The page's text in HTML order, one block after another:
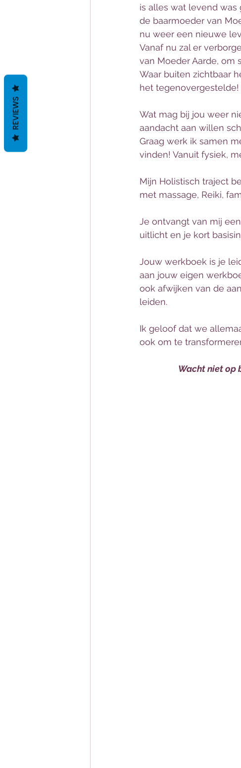
is alles wat levend was
de baarmoeder van
nu weer een nieuwe
Vanaf nu zal er
van Moeder Aarde, om
Waar buiten zichtbaar
het tegenovergestelde!
Wat mag bij jou weer
aandacht aan willen
Graag werk ik samen
vinden! Vanuit fysiek,
Mijn Holistisch traject
met massage, Reiki,
Je ontvangt van mij
uitlicht en je kort
Jouw werkboek is je
aan jouw eigen
ook afwijken van de
leiden.
Ik geloof dat we
ook om te
Wacht niet op
REVIEWS